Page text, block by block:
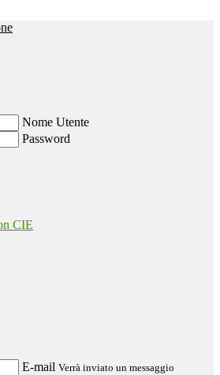
Nome Utente
Password
CIE
E-mail Verrà inviato un messaggio